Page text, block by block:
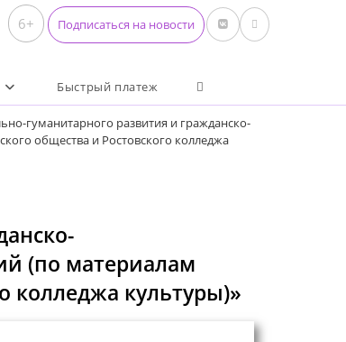
6+ Подписаться на новости
Быстрый платеж Переключить поиск по
гуманитарного развития и гражданско-
общества и Ростовского колледжа
(по материалам
колледжа культуры)»